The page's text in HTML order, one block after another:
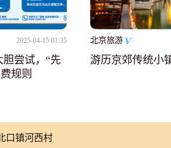
2025-04-15 01:35
尝试，“先
规则
北京旅游
游历京郊传统小
口镇河西村